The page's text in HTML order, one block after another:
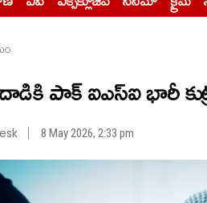
పాక్ ఐఎస్ఐ భారీ
8 May 2026, 2:33 pm